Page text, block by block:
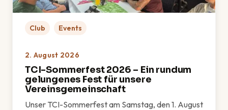
Club Events
2. August 2026
TCI-Sommerfest 2026 – Ein rundum
gelungenes Fest für unsere
Vereinsgemeinschaft
Unser TCI-Sommerfest am Samstag, den 1. August